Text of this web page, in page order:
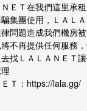
ＥＴ在我們這里承
集團使用，ＬＡＬ
問題造成我們機房
不再提供任何服務
找ＬＡＬＡＮＥＴ
ＥＴ：https://lala.gg/